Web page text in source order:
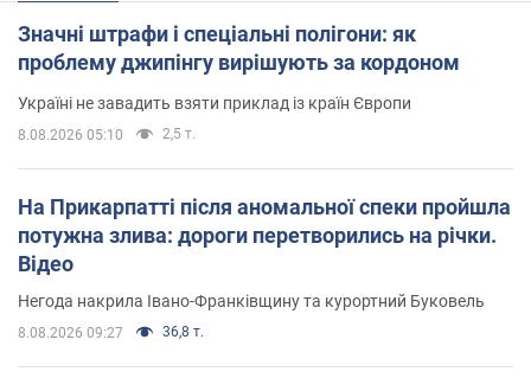
Значні штрафи і спеціальні полігони: як
проблему джипінгу вирішують за кордоном
Україні не завадить взяти приклад із країн Європи
8.08.2026 05:10 2,5 т.
На Прикарпатті після аномальної спеки пройшла
потужна злива: дороги перетворились на річки.
Відео
Негода накрила Івано-Франківщину та курортний Буковель
8.08.2026 09:27 36,8 т.